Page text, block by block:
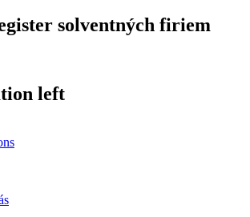
solventných firiem
left